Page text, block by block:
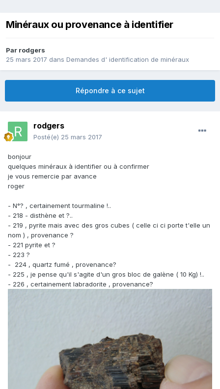
Minéraux ou provenance à identifier
Par rodgers
25 mars 2017 dans Demandes d' identification de minéraux
Répondre à ce sujet
rodgers
Posté(e) 25 mars 2017
bonjour
quelques minéraux à identifier ou à confirmer
je vous remercie par avance
roger
- N°? , certainement tourmaline !..
- 218 - disthène et ?..
- 219 , pyrite mais avec des gros cubes ( celle ci ci porte t'elle un
nom ) , provenance ?
- 221 pyrite et ?
- 223 ?
- 224 , quartz fumé , provenance?
- 225 , je pense qu'il s'agite d'un gros bloc de galène ( 10 Kg) !..
- 226 , certainement labradorite , provenance?